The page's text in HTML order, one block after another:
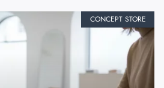
CONCEPT STORE